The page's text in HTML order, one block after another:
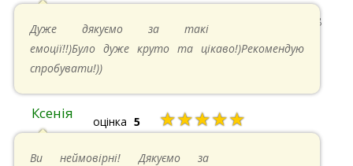
11.05.2024 в 15:48
Дуже дякуємо за такі
емоції!!)Було дуже круто та цікаво!)Рекомендую
спробувати!))
Ксенія оцінка 5 ★★★★★
Ви неймовірні! Дякуємо за